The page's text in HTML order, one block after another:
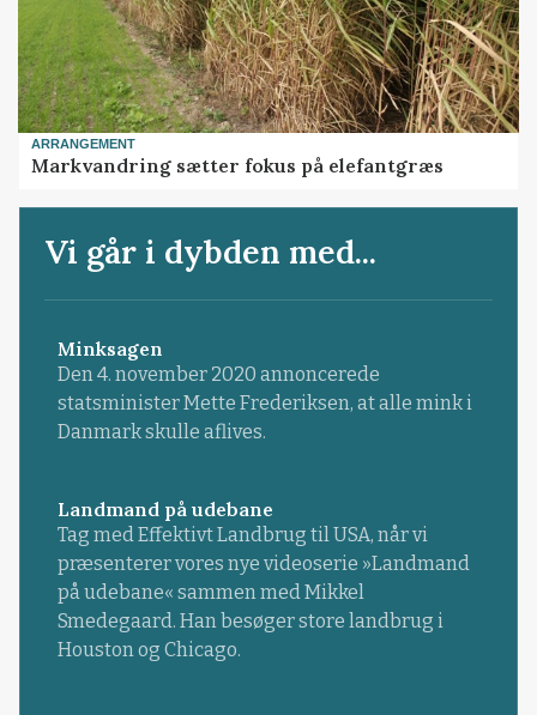
ARRANGEMENT
Markvandring sætter fokus på elefantgræs
Vi går i dybden med...
Minksagen
Den 4. november 2020 annoncerede
statsminister Mette Frederiksen, at alle mink i
Danmark skulle aflives.
Landmand på udebane
Tag med Effektivt Landbrug til USA, når vi
præsenterer vores nye videoserie »Landmand
på udebane« sammen med Mikkel
Smedegaard. Han besøger store landbrug i
Houston og Chicago.